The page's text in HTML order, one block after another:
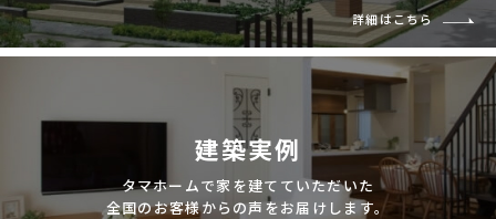
詳細はこちら
建築実例
タマホームで家を建てていただいた
全国のお客様からの声をお届けします。